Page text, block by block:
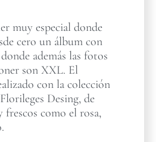
muy especial donde
cero un álbum con
además las fotos
son XXL. El
con la colección
Desing, de
frescos como el rosa,